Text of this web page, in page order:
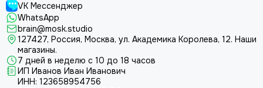
VK Мессенджер
WhatsApp
brain@mosk.studio
127427, Россия, Москва, ул. Академика Королева, 12. Наши
магазины.
7 дней в неделю с 10 до 18 часов
ИП Иванов Иван Иванович
ИНН: 123658954756